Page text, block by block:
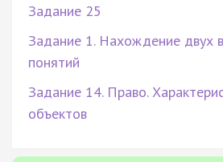
Задание 25
Задание 1. Нахождение двух
понятий
Задание 14. Право.
объектов